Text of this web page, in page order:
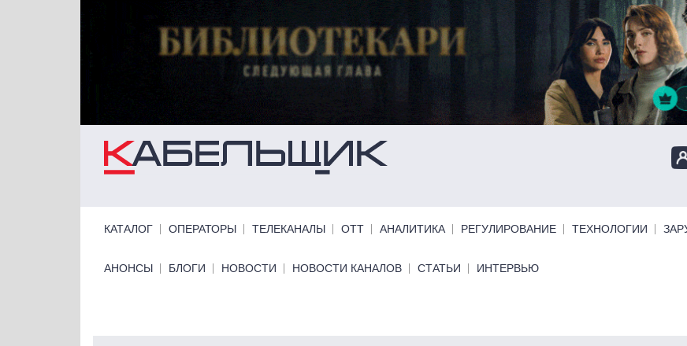
КАТАЛОГ ОПЕРАТОРЫ ТЕЛЕКАНАЛЫ ОТТ АНАЛИТИКА РЕГУЛИРОВАНИЕ ТЕХНОЛОГИИ
Primary links bottom
АНОНСЫ БЛОГИ НОВОСТИ НОВОСТИ КАНАЛОВ СТАТЬИ ИНТЕРВЬЮ